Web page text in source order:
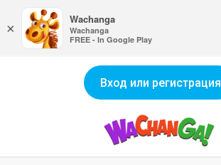
Вход или регистрация
×
Wachanga
Wachanga
FREE - In Google Play